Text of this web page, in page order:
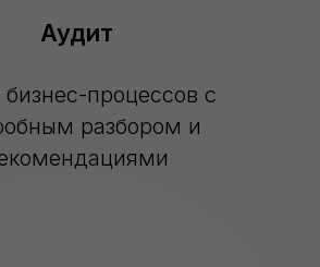
Аудит
процессов с
разбором и